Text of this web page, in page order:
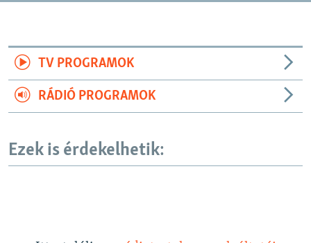
TV PROGRAMOK
RÁDIÓ PROGRAMOK
Ezek is érdekelhetik: